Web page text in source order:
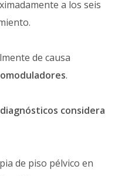
a los seis
de causa
.
considera
de piso pélvico en